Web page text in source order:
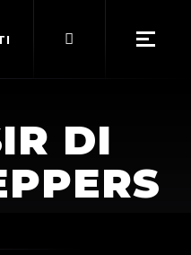
DI